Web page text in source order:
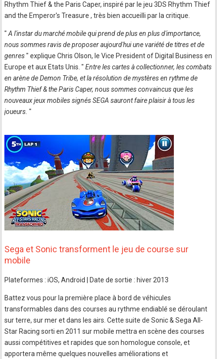
Rhythm Thief & the Paris Caper, inspiré par le jeu 3DS Rhythm Thief
and the Emperor's Treasure , très bien accueilli par la critique.
" A l'instar du marché mobile qui prend de plus en plus d'importance,
nous sommes ravis de proposer aujourd'hui une variété de titres et de
genres" explique Chris Olson, le Vice President of Digital Business en
Europe et aux Etats Unis. " Entre les cartes à collectionner, les combats
en arène de Demon Tribe, et la résolution de mystères en rythme de
Rhythm Thief & the Paris Caper, nous sommes convaincus que les
nouveaux jeux mobiles signés SEGA sauront faire plaisir à tous les
joueurs."
Sega et Sonic transforment le jeu de course sur
mobile
Plateformes : iOS, Android | Date de sortie : hiver 2013
Battez vous pour la première place à bord de véhicules
transformables dans des courses au rythme endiablé se déroulant
sur terre, sur mer et dans les airs. Cette suite de Sonic & Sega All-
Star Racing sorti en 2011 sur mobile mettra en scène des courses
aussi compétitives et rapides que son homologue console, et
apportera même quelques nouvelles améliorations et